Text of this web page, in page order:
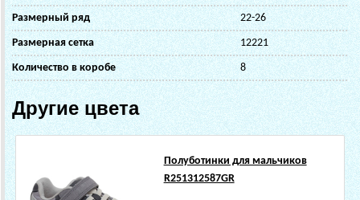
Размерный ряд 22-26
Размерная сетка 12221
Количество в коробе 8
Другие цвета
Полуботинки для мальчиков
R251312587GR